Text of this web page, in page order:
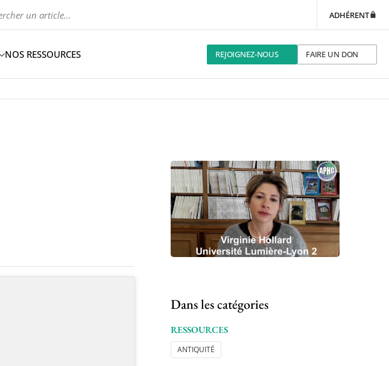
ADHÉRENT
NOS RESSOURCES REJOIGNEZ-NOUS FAIRE UN DON
Dans les catégories
RESSOURCES
ANTIQUITÉ